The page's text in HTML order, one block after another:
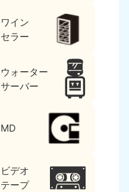
ワイン
セラー
ウォーター
サーバー
MD
ビデオ
テープ